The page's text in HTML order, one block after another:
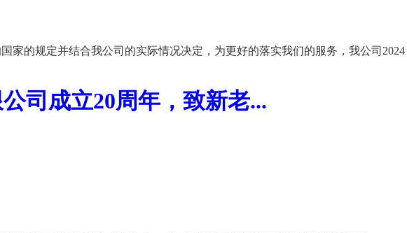
的规定并结合我公司的实际情况决定，为更好的落实我们的服务，我公司2024
司成立20周年，致新老...